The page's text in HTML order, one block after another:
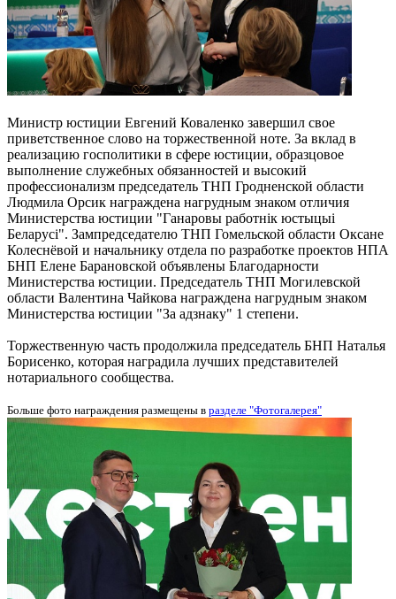
Министр юстиции Евгений Коваленко завершил свое
приветственное слово на торжественной ноте. За вклад в
реализацию госполитики в сфере юстиции, образцовое
выполнение служебных обязанностей и высокий
профессионализм председатель ТНП Гродненской области
Людмила Орсик награждена нагрудным знаком отличия
Министерства юстиции "Ганаровы работнiк юстыцыi
Беларусi". Зампредседателю ТНП Гомельской области Оксане
Колеснёвой и начальнику отдела по разработке проектов НПА
БНП Елене Барановской объявлены Благодарности
Министерства юстиции. Председатель ТНП Могилевской
области Валентина Чайкова награждена нагрудным знаком
Министерства юстиции "За адзнаку" 1 степени.
Торжественную часть продолжила председатель БНП Наталья
Борисенко, которая наградила лучших представителей
нотариального сообщества.
Больше фото награждения размещены в разделе "Фотогалерея"